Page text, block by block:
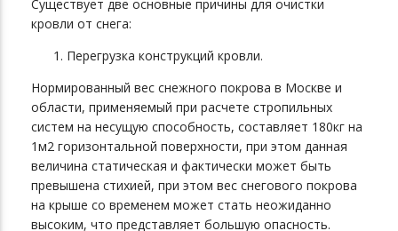
Существует две основные причины для очистки
кровли от снега:
Перегрузка конструкций кровли.
Нормированный вес снежного покрова в Москве и
области, применяемый при расчете стропильных
систем на несущую способность, составляет 180кг на
1м2 горизонтальной поверхности, при этом данная
величина статическая и фактически может быть
превышена стихией, при этом вес снегового покрова
на крыше со временем может стать неожиданно
высоким, что представляет большую опасность.